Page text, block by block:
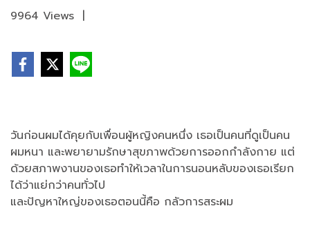
9964 Views |
วันก่อนผมได้คุยกับเพื่อนผู้หญิงคนหนึ่ง เธอเป็นคนที่ดูเป็นคน
ผมหนา และพยายามรักษาสุขภาพด้วยการออกกำลังกาย แต่
ด้วยสภาพงานของเธอทำให้เวลาในการนอนหลับของเธอเรียก
ได้ว่าแย่กว่าคนทั่วไป
และปัญหาใหญ่ของเธอตอนนี้คือ กลัวการสระผม